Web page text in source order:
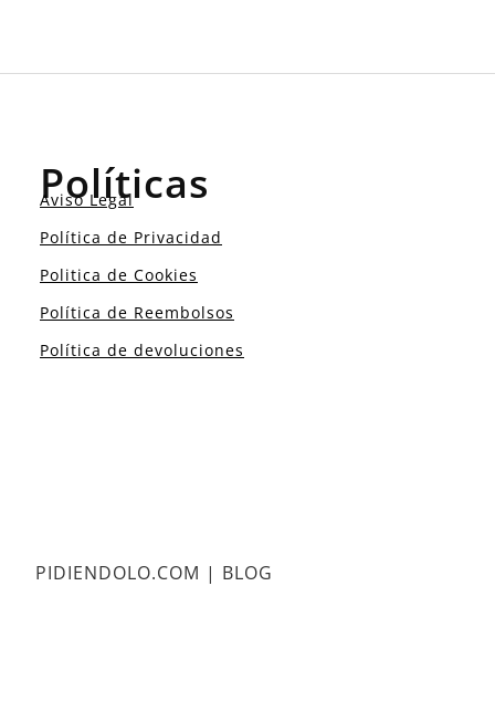
Políticas
Aviso Legal
Política de Privacidad
Politica de Cookies
Política de Reembolsos
Política de devoluciones
PIDIENDOLO.COM | BLOG